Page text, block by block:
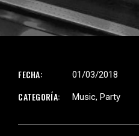
FECHA: 01/03/2018
CATEGORÍA: Music Party